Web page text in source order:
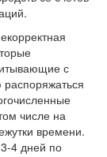
с
числе на
времени.
4 дней по